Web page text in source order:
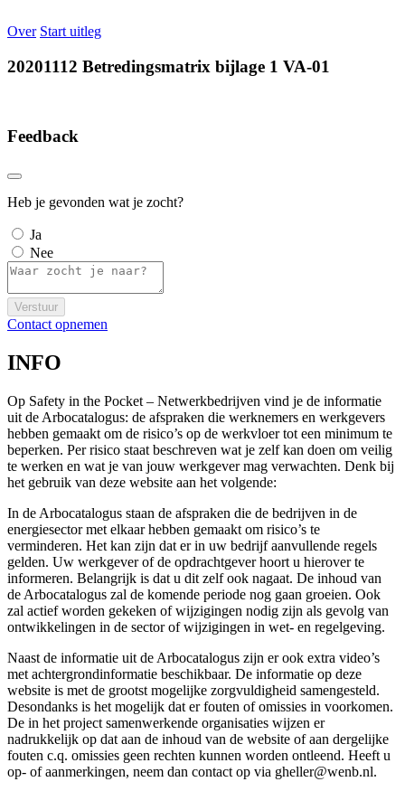
Over Start uitleg
20201112 Betredingsmatrix bijlage 1 VA-01
Feedback
Heb je gevonden wat je zocht?
Ja
Nee
Verstuur
Contact opnemen
INFO
Op Safety in the Pocket – Netwerkbedrijven vind je de informatie
uit de Arbocatalogus: de afspraken die werknemers en werkgevers
hebben gemaakt om de risico’s op de werkvloer tot een minimum te
beperken. Per risico staat beschreven wat je zelf kan doen om veilig
te werken en wat je van jouw werkgever mag verwachten. Denk bij
het gebruik van deze website aan het volgende:
In de Arbocatalogus staan de afspraken die de bedrijven in de
energiesector met elkaar hebben gemaakt om risico’s te
verminderen. Het kan zijn dat er in uw bedrijf aanvullende regels
gelden. Uw werkgever of de opdrachtgever hoort u hierover te
informeren. Belangrijk is dat u dit zelf ook nagaat. De inhoud van
de Arbocatalogus zal de komende periode nog gaan groeien. Ook
zal actief worden gekeken of wijzigingen nodig zijn als gevolg van
ontwikkelingen in de sector of wijzigingen in wet- en regelgeving.
Naast de informatie uit de Arbocatalogus zijn er ook extra video’s
met achtergrondinformatie beschikbaar. De informatie op deze
website is met de grootst mogelijke zorgvuldigheid samengesteld.
Desondanks is het mogelijk dat er fouten of omissies in voorkomen.
De in het project samenwerkende organisaties wijzen er
nadrukkelijk op dat aan de inhoud van de website of aan dergelijke
fouten c.q. omissies geen rechten kunnen worden ontleend. Heeft u
op- of aanmerkingen, neem dan contact op via gheller@wenb.nl.